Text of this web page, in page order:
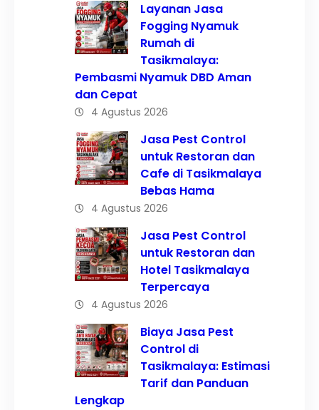
Layanan Jasa
Fogging Nyamuk
Rumah di
Tasikmalaya:
Pembasmi Nyamuk DBD Aman
dan Cepat
4 Agustus 2026
Jasa Pest Control
untuk Restoran dan
Cafe di Tasikmalaya
Bebas Hama
4 Agustus 2026
Jasa Pest Control
untuk Restoran dan
Hotel Tasikmalaya
Terpercaya
4 Agustus 2026
Biaya Jasa Pest
Control di
Tasikmalaya: Estimasi
Tarif dan Panduan
Lengkap